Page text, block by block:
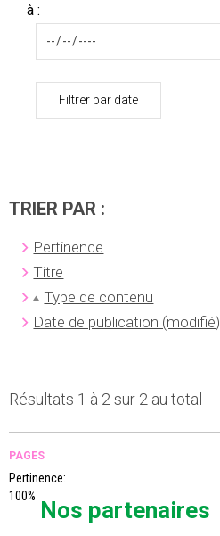
à :
Filtrer par date
TRIER PAR :
Pertinence
Titre
Type de contenu
Date de publication (modifié)
Résultats 1 à 2 sur 2 au total
PAGES
Pertinence:
100%
Nos partenaires